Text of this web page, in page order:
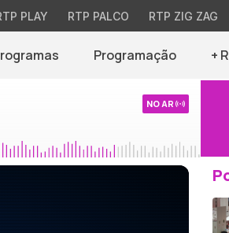
PLAY RTP PALCO RTP ZIG ZAG
Programação +
NO AR